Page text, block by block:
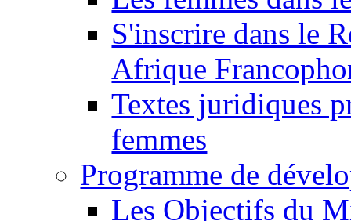
S'inscrire dans le
Afrique
Textes juridiques
femmes
Programme de
Les Objectifs du